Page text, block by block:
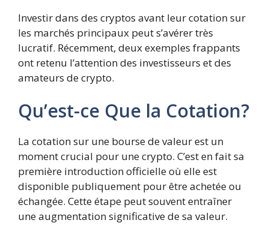
Investir dans des cryptos avant leur cotation sur
les marchés principaux peut s’avérer très
lucratif. Récemment, deux exemples frappants
ont retenu l’attention des investisseurs et des
amateurs de crypto.
Qu’est-ce Que la Cotation?
La cotation sur une bourse de valeur est un
moment crucial pour une crypto. C’est en fait sa
première introduction officielle où elle est
disponible publiquement pour être achetée ou
échangée. Cette étape peut souvent entraîner
une augmentation significative de sa valeur.